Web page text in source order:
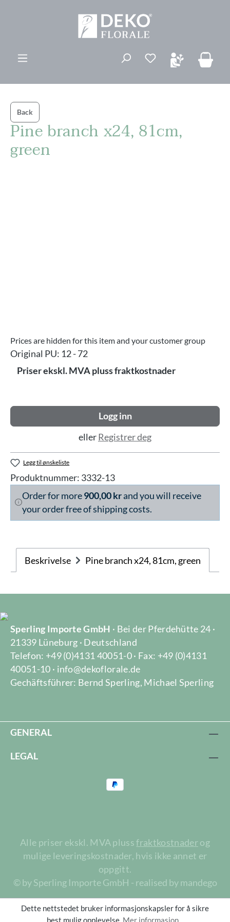
Du har 0
Back
Pine branch x24, 81cm,
green
Prices are hidden for this item and your customer group
Original PU: 12 - 72
Priser ekskl. MVA pluss fraktkostnader
Logg inn
ellerRegistrer deg
Legg til ønskeliste
Produktnummer: 3332-13
Order for more900,00 krand you will receive
your order free of shipping costs.
Beskrivelse Pine branch x24, 81cm, green
Sperling Importe GmbH · Bei der Pferdehütte 24 ·
21339 Lüneburg · Deutschland
Telefon: +49 (0)4131 40051-0 · Fax: +49 (0)4131
40051-10 · info@dekoflorale.de
Gechäftsführer: Bernd Sperling, Michael Sperling
GENERAL
LEGAL
Alle priser ekskl. MVA plussfraktkostnaderog
mulige leveringskostnader, hvis ikke annet er
oppgitt.
© by Sperling Importe GmbH - realised by mandego
Dette nettstedet bruker informasjonskapsler for å sikre
best mulig opplevelse. Mer informasjon...